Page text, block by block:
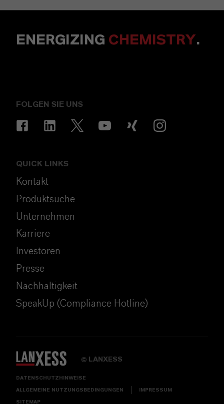
ENERGIZING CHEMISTRY.
FOLGEN SIE UNS
QUICK LINKS
Kontakt
Produktsuche
Unternehmen
Karriere
Investoren
Presse
Nachhaltigkeit
SpeakUp (Compliance Hotline)
© LANXESS
DATENSCHUTZHINWEISE
ALLGEMEINE NUTZUNGSBEDINGUNGEN IMPRESSUM
SITEMAP